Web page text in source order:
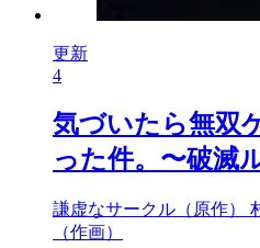
更新
4
気づいたら無双
った件。〜破滅
謙虚なサークル（原作）
（作画）